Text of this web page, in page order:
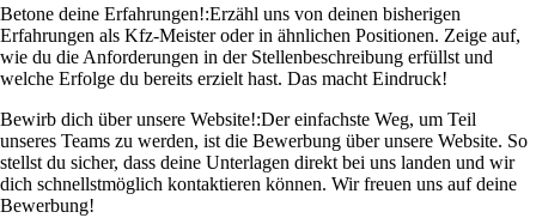
Betone deine Erfahrungen!:Erzähl uns von deinen bisherigen
Erfahrungen als Kfz-Meister oder in ähnlichen Positionen. Zeige auf,
wie du die Anforderungen in der Stellenbeschreibung erfüllst und
welche Erfolge du bereits erzielt hast. Das macht Eindruck!
Bewirb dich über unsere Website!:Der einfachste Weg, um Teil
unseres Teams zu werden, ist die Bewerbung über unsere Website. So
stellst du sicher, dass deine Unterlagen direkt bei uns landen und wir
dich schnellstmöglich kontaktieren können. Wir freuen uns auf deine
Bewerbung!